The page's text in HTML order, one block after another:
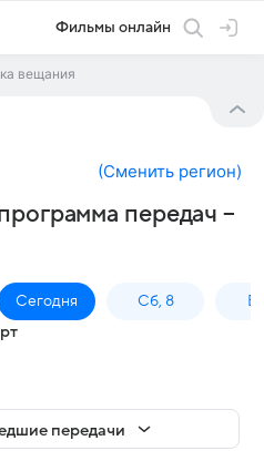
Фильмы онлайн
вещания
(Сменить регион)
передач –
Сегодня Сб, 8
передачи